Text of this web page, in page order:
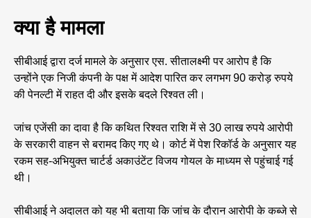
क्या है मामला
सीबीआई द्वारा दर्ज मामले के अनुसार एस. सीतालक्ष्मी पर आरोप है कि
उन्होंने एक निजी कंपनी के पक्ष में आदेश पारित कर लगभग 90 करोड़ रुपये
की पेनल्टी में राहत दी और इसके बदले रिश्वत ली।
जांच एजेंसी का दावा है कि कथित रिश्वत राशि में से 30 लाख रुपये आरोपी
के सरकारी वाहन से बरामद किए गए थे। कोर्ट में पेश रिकॉर्ड के अनुसार यह
रकम सह-अभियुक्त चार्टर्ड अकाउंटेंट विजय गोयल के माध्यम से पहुंचाई गई
थी।
सीबीआई ने अदालत को यह भी बताया कि जांच के दौरान आरोपी के कब्जे से